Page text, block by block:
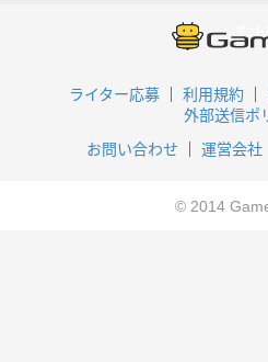
ライター応募 利用規約
外部送信ポ
お問い合わせ
運営会社
© 2014